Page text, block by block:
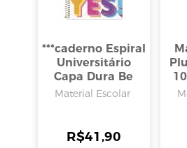
***caderno Espiral
Universitário
Capa Dura Be
Nice 10 Matérias
Material Escolar
R$41,90